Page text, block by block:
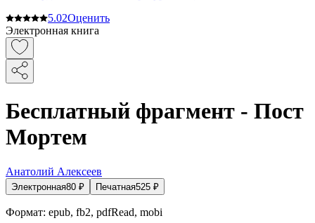
5.02Оценить
Электронная книга
Бесплатный фрагмент - Пост
Мортем
Анатолий Алексеев
Электронная80 ₽ Печатная525 ₽
Формат: epub, fb2, pdfRead, mobi